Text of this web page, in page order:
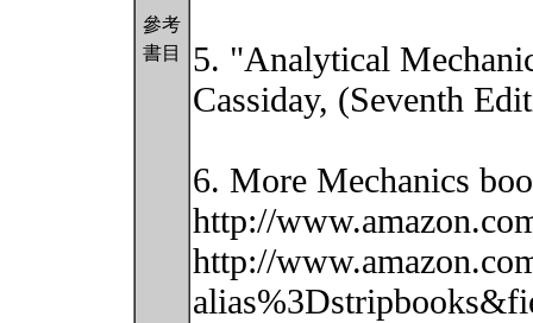
參考
書目
5. "Analytical
Cassiday, (Seventh
6. More Mechanics
http://
http://